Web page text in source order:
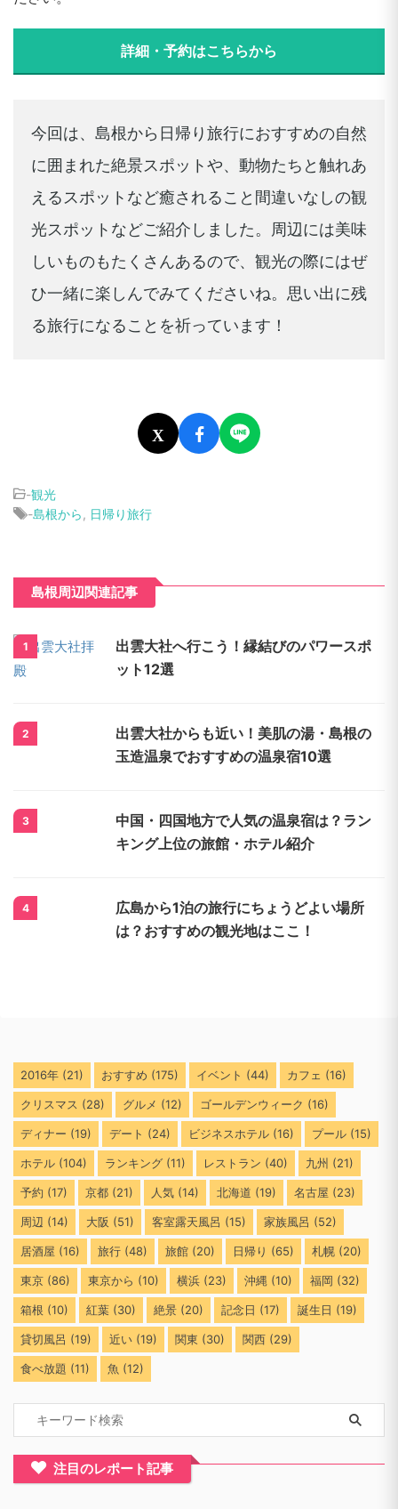
詳細・予約はこちらから
今回は、島根から日帰り旅行におすすめの自然
に囲まれた絶景スポットや、動物たちと触れあ
えるスポットなど癒されること間違いなしの観
光スポットなどご紹介しました。周辺には美味
しいものもたくさんあるので、観光の際にはぜ
ひ一緒に楽しんでみてくださいね。思い出に残
る旅行になることを祈っています！
X
-観光
-島根から , 日帰り旅行
島根周辺関連記事
1
出雲大社へ行こう！縁結びのパワースポ
ット12選
2
出雲大社からも近い！美肌の湯・島根の
玉造温泉でおすすめの温泉宿10選
3
中国・四国地方で人気の温泉宿は？ラン
キング上位の旅館・ホテル紹介
4
広島から1泊の旅行にちょうどよい場所
は？おすすめの観光地はここ！
2016年 (21) おすすめ (175) イベント (44) カフェ (16)
クリスマス (28) グルメ (12) ゴールデンウィーク (16)
ディナー (19) デート (24) ビジネスホテル (16) プール (15)
ホテル (104) ランキング (11) レストラン (40) 九州 (21)
予約 (17) 京都 (21) 人気 (14) 北海道 (19) 名古屋 (23)
周辺 (14) 大阪 (51) 客室露天風呂 (15) 家族風呂 (52)
居酒屋 (16) 旅行 (48) 旅館 (20) 日帰り (65) 札幌 (20)
東京 (86) 東京から (10) 横浜 (23) 沖縄 (10) 福岡 (32)
箱根 (10) 紅葉 (30) 絶景 (20) 記念日 (17) 誕生日 (19)
貸切風呂 (19) 近い (19) 関東 (30) 関西 (29)
食べ放題 (11) 魚 (12)
注目のレポート記事